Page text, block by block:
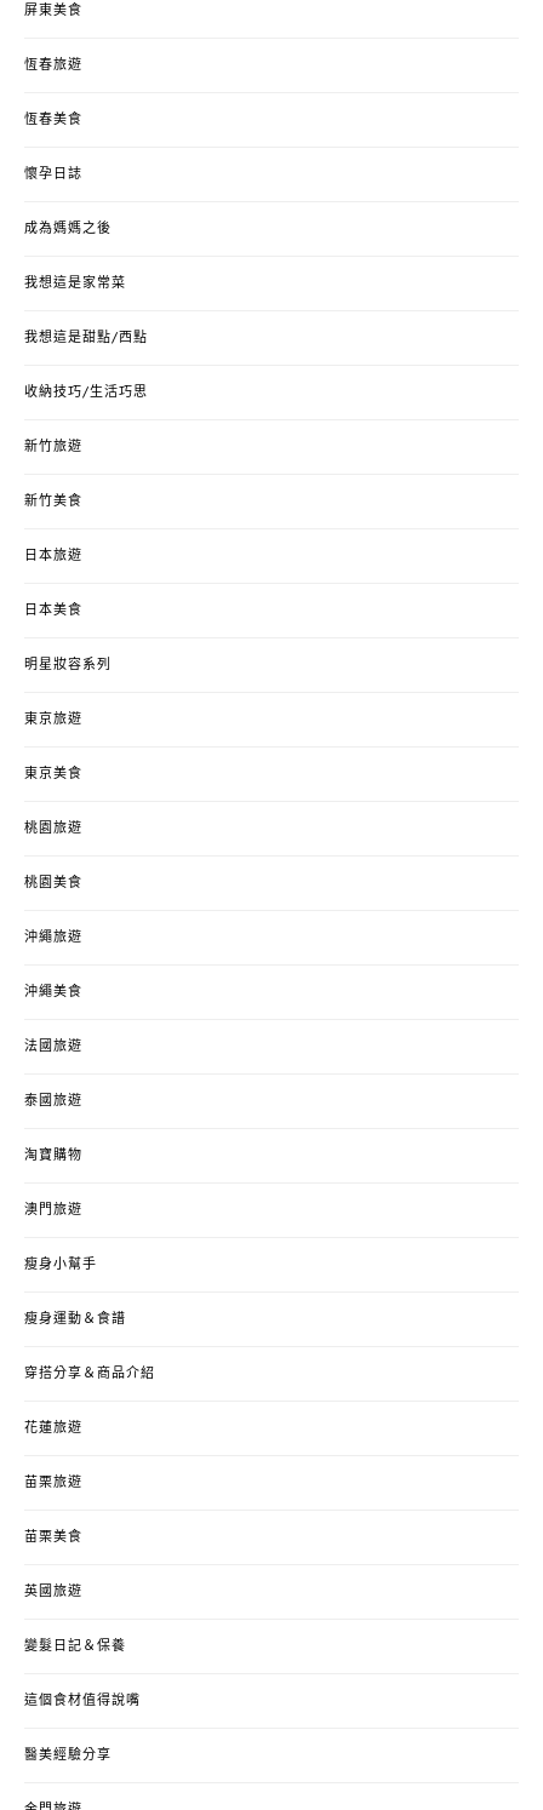
屏東美食
恆春旅遊
恆春美食
懷孕日誌
成為媽媽之後
我想這是家常菜
我想這是甜點/西點
收納技巧/生活巧思
新竹旅遊
新竹美食
日本旅遊
日本美食
明星妝容系列
東京旅遊
東京美食
桃園旅遊
桃園美食
沖繩旅遊
沖繩美食
法國旅遊
泰國旅遊
淘寶購物
澳門旅遊
瘦身小幫手
瘦身運動＆食譜
穿搭分享＆商品介紹
花蓮旅遊
苗栗旅遊
苗栗美食
英國旅遊
變髮日記＆保養
這個食材值得說嘴
醫美經驗分享